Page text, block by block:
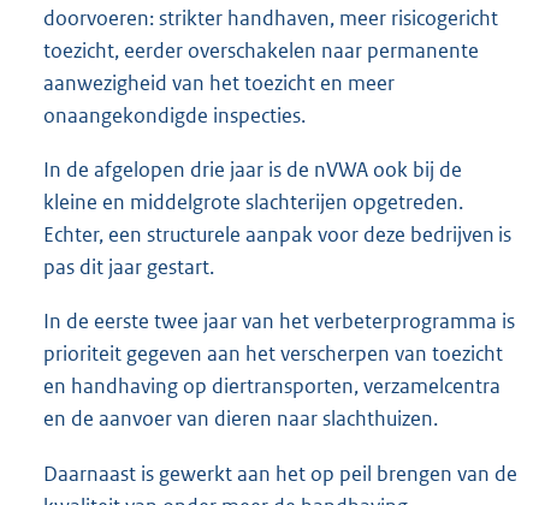
doorvoeren: strikter handhaven, meer risicogericht
toezicht, eerder overschakelen naar permanente
aanwezigheid van het toezicht en meer
onaangekondigde inspecties.
In de afgelopen drie jaar is de nVWA ook bij de
kleine en middelgrote slachterijen opgetreden.
Echter, een structurele aanpak voor deze bedrijven is
pas dit jaar gestart.
In de eerste twee jaar van het verbeterprogramma is
prioriteit gegeven aan het verscherpen van toezicht
en handhaving op diertransporten, verzamelcentra
en de aanvoer van dieren naar slachthuizen.
Daarnaast is gewerkt aan het op peil brengen van de